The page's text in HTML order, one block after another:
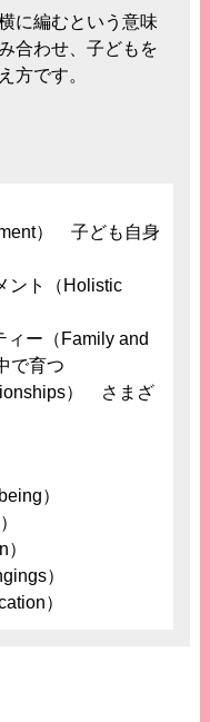
に編むという意味
合わせ、子どもを
方です。
） 子ども自身
ント（Holistic
ー（Family and
で育つ
） さまざ
）
）
）